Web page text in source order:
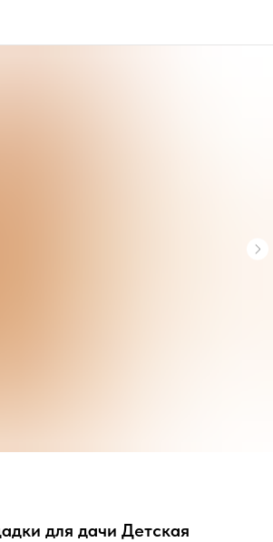
для дачи Детская